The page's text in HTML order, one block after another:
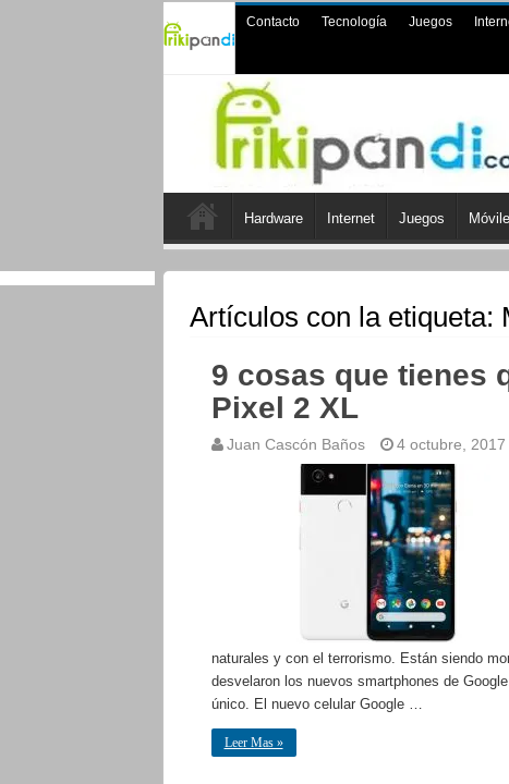
Contacto Tecnología Juegos
Hardware Internet Juegos
Artículos con la etiqueta:
9 cosas que tienes
Pixel 2 XL
Juan Cascón Baños 4 octubre, 2017
naturales y con el terrorismo. Están siendo
desvelaron los nuevos smartphones de
único. El nuevo celular Google …
Leer Mas »